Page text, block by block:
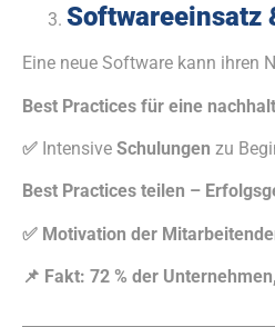
Softwareeinsatz
Eine neue Software kann ihren
Best Practices für eine
✅ Intensive Schulungen zu
Best Practices teilen –
✅ Motivation der
📌 Fakt: 72 % der